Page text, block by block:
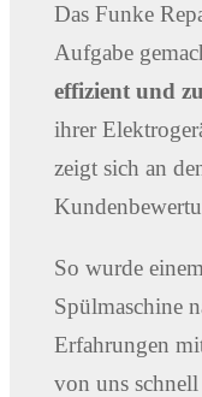
Das Funke
Aufgabe
effizient und
ihrer
zeigt sich an
So wurde
Spülmaschine
Erfahrungen
von uns